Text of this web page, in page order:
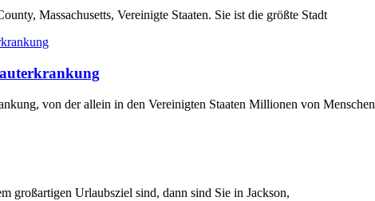
Massachusetts, Vereinigte Staaten. Sie ist die größte Stadt
von der allein in den Vereinigten Staaten Millionen von Menschen
großartigen Urlaubsziel sind, dann sind Sie in Jackson,